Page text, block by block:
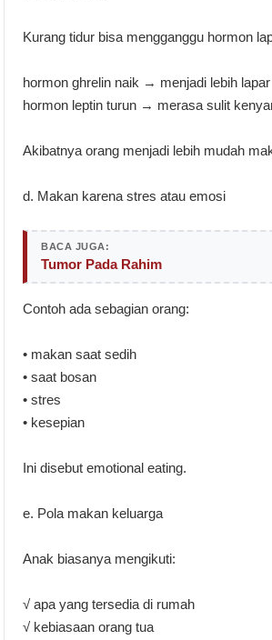
Kurang tidur bisa mengganggu hormon
hormon ghrelin naik → menjadi lebih lapar
hormon leptin turun → merasa sulit
Akibatnya orang menjadi lebih mudah
d. Makan karena stres atau emosi
BACA JUGA:
Tumor Pada Rahim
Contoh ada sebagian orang:
• makan saat sedih
• saat bosan
• stres
• kesepian
Ini disebut emotional eating.
e. Pola makan keluarga
Anak biasanya mengikuti:
√ apa yang tersedia di rumah
√ kebiasaan orang tua